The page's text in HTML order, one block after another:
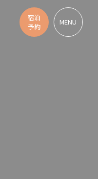
宿泊
予約
MENU